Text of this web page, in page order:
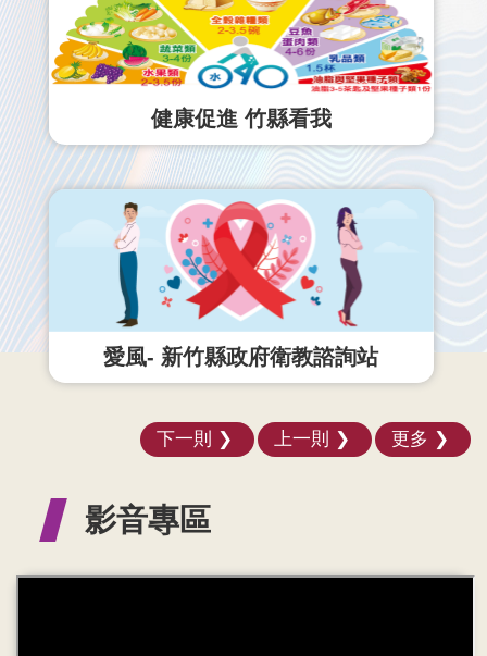
健康促進 竹縣看我
愛風- 新竹縣政府衛教諮詢站
下一則 上一則 更多
影音專區